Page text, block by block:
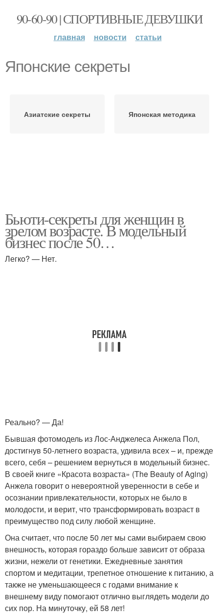
90-60-90 | СПОРТИВНЫЕ ДЕВУШКИ
главная новости статьи
Японские секреты
Азиатские секреты Японская методика
Бьюти-секреты для женщин в
зрелом возрасте. В модельный
бизнес после 50…
Легко? — Нет.
Реально? — Да!
Бывшая фотомодель из Лос-Анджелеса Анжела Пол,
достигнув 50-летнего возраста, удивила всех – и, прежде
всего, себя – решением вернуться в модельный бизнес.
В своей книге «Красота возраста» (The Beauty of Aging)
Анжела говорит о невероятной уверенности в себе и
осознании привлекательности, которых не было в
молодости, и верит, что трансформировать возраст в
преимущество под силу любой женщине.
Она считает, что после 50 лет мы сами выбираем свою
внешность, которая гораздо больше зависит от образа
жизни, нежели от генетики. Ежедневные занятия
спортом и медитации, трепетное отношение к питанию, а
также не уменьшающееся с годами внимание к
внешнему виду помогают отлично выглядеть модели до
сих пор. На минуточку, ей 58 лет!